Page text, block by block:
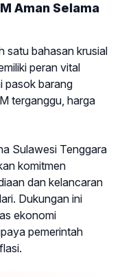
Aman Selama
satu bahasan krusial
peran vital
pasok barang
terganggu, harga
Sulawesi Tenggara
komitmen
dan kelancaran
Dukungan ini
ekonomi
pemerintah